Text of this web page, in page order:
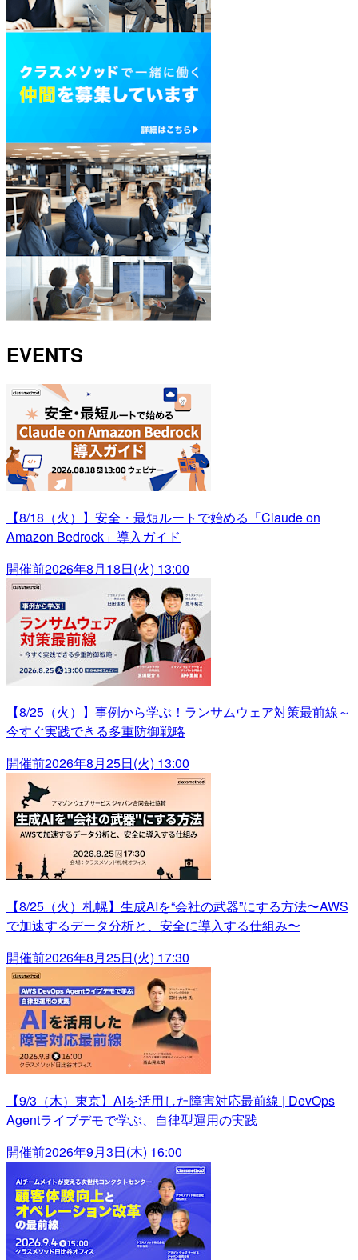
EVENTS
【8/18（火）】安全・最短ルートで始める「Claude on
Amazon Bedrock」導入ガイド
開催前2026年8月18日(火) 13:00
【8/25（火）】事例から学ぶ！ランサムウェア対策最前線～
今すぐ実践できる多重防御戦略
開催前2026年8月25日(火) 13:00
【8/25（火）札幌】生成AIを“会社の武器”にする方法〜AWS
で加速するデータ分析と、安全に導入する仕組み〜
開催前2026年8月25日(火) 17:30
【9/3（木）東京】AIを活用した障害対応最前線 | DevOps
Agentライブデモで学ぶ、自律型運用の実践
開催前2026年9月3日(木) 16:00